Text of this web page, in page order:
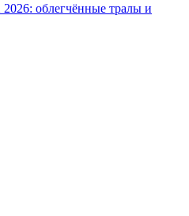
облегчённые тралы и